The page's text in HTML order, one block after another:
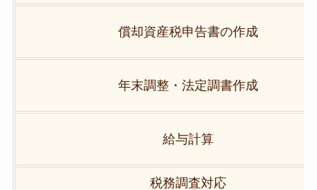
償却資産税申告書の作成
年末調整・法定調書作成
給与計算
税務調査対応